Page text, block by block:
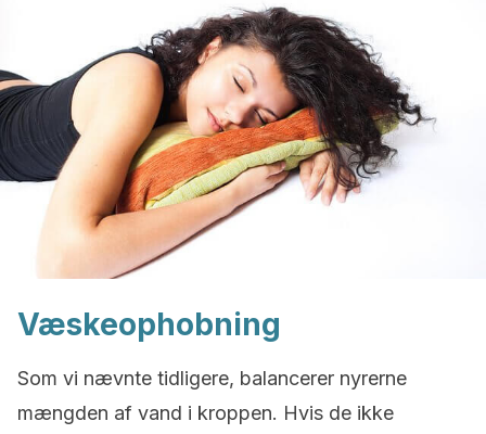
Væskeophobning
Som vi nævnte tidligere, balancerer nyrerne
mængden af vand i kroppen. Hvis de ikke